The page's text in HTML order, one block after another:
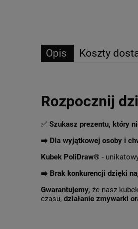
Opis Koszty
Rozpocznij
✅ Szukasz prezentu, który
➡️ Dla wyjątkowej osoby i
Kubek PoliDraw® -
➡️ Brak konkurencji dzięki
Gwarantujemy, że nasz
czasu, działanie zmywarki